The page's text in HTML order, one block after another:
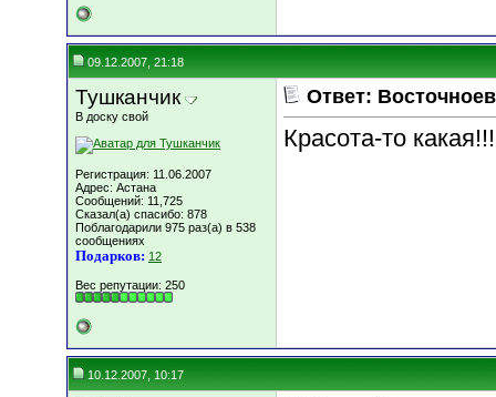
09.12.2007, 21:18
Тушканчик
В доску свой
Регистрация: 11.06.2007
Адрес: Астана
Сообщений: 11,725
Сказал(а) спасибо: 878
Поблагодарили 975 раз(а) в 538
сообщениях
Подарков: 12
Вес репутации: 250
Ответ:
Красота-то
10.12.2007, 10:17